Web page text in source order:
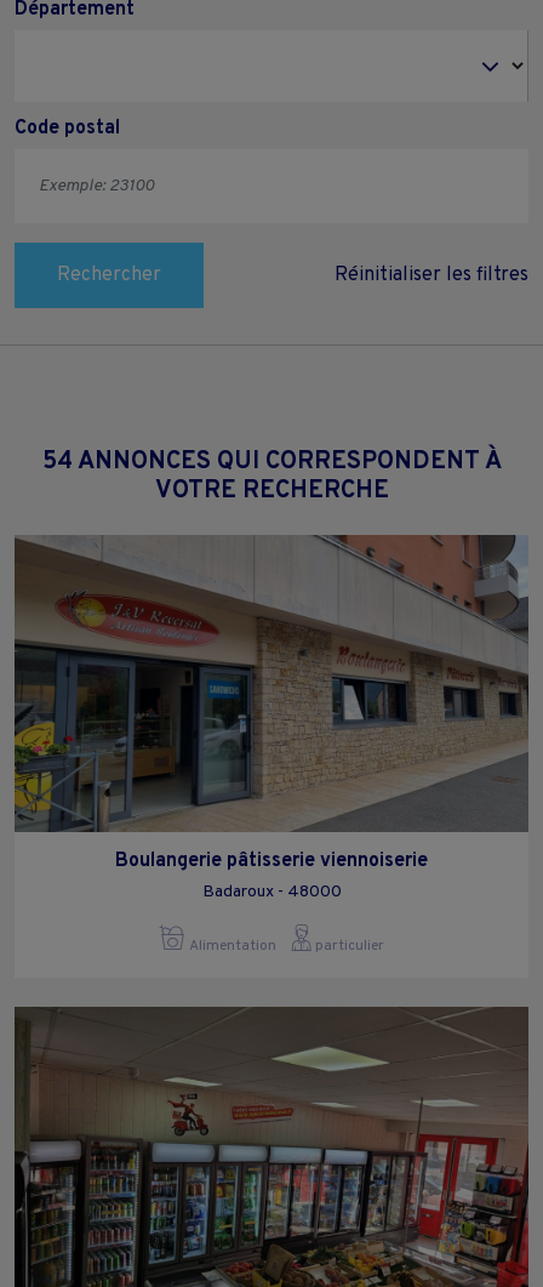
Département
Code postal
Rechercher Réinitialiser les filtres
54 ANNONCES QUI CORRESPONDENT À
VOTRE RECHERCHE
Boulangerie pâtisserie viennoiserie
Badaroux - 48000
Alimentation particulier